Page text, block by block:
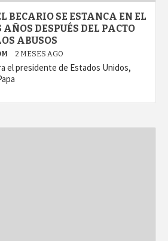
BECARIO SE ESTANCA EN EL
AÑOS DESPUÉS DEL PACTO
ABUSOS
2 MESES AGO
el presidente de Estados Unidos,